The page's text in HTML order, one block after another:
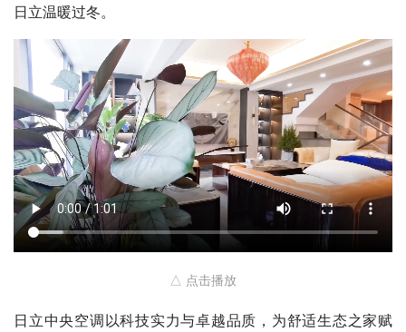
日立温暖过冬。
△ 点击播放
日立中央空调以科技实力与卓越品质，为舒适生态之家赋